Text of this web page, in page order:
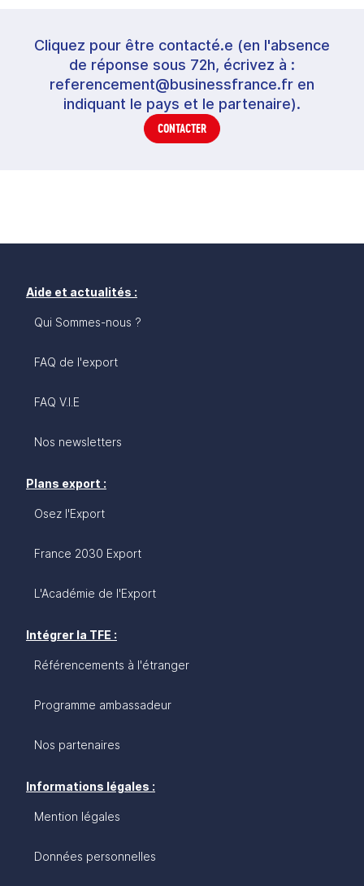
Cliquez pour être contacté.e (en l'absence
de réponse sous 72h, écrivez à :
referencement@businessfrance.fr en
indiquant le pays et le partenaire).
CONTACTER
Aide et actualités :
Qui Sommes-nous ?
FAQ de l'export
FAQ V.I.E
Nos newsletters
Plans export :
Osez l'Export
France 2030 Export
L'Académie de l'Export
Intégrer la TFE :
Référencements à l'étranger
Programme ambassadeur
Nos partenaires
Informations légales :
Mention légales
Données personnelles